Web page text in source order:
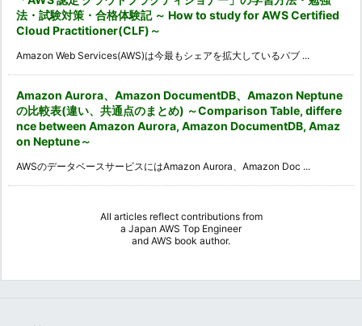
法・試験対策・合格体験記 ～ How to study for AWS Certified
Cloud Practitioner(CLF)～
Amazon Web Services(AWS)は今最もシェアを拡大しているパブ ...
Amazon Aurora、Amazon DocumentDB、Amazon Neptune
の比較表(違い、共通点のまとめ) ～Comparison Table, differe
nce between Amazon Aurora, Amazon DocumentDB, Amaz
on Neptune～
AWSのデータベースサービスにはAmazon Aurora、Amazon Doc ...
All articles reflect contributions from
a Japan AWS Top Engineer
and AWS book author.